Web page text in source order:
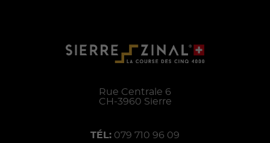
Rue Centrale 6
CH-3960 Sierre
TÉL: 079 710 96 09